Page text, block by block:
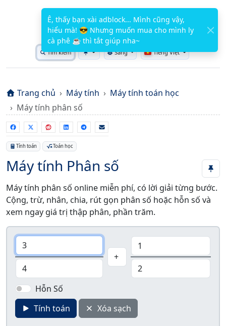
WuTools.com
CÔNG CỤ MIỄN PHÍ
Tìm kiếm Toggle theme
Sáng Tiếng Việt
Trang chủ Máy tính
Máy tính toán học
Máy tính phân số
Tính toán Toán học
Máy tính Phân số
Máy tính phân số online miễn phí, có lời giải từng bước.
Cộng, trừ, nhân, chia, rút gọn phân số hoặc hỗn số và
xem ngay giá trị thập phân, phần trăm.
Hỗn Số
Tính toán
Xóa sạch
Ê, thấy bạn xài adblock... Mình cũng vậy,
hiểu mà! 😎 Nhưng muốn mua cho mình ly
cà phê ☕ thì tắt giúp nha~